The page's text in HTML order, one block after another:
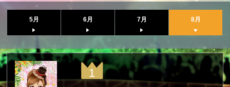
5月 6月 7月 8月
1